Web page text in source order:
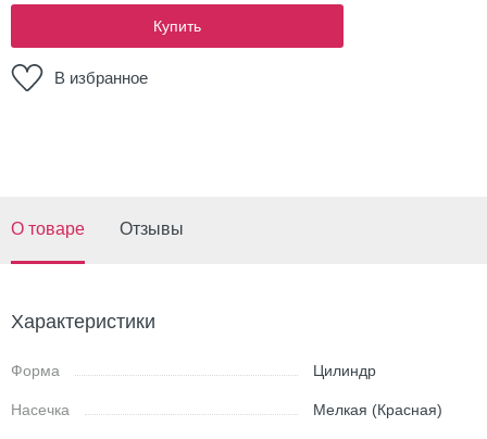
Купить
В избранное
О товаре Отзывы
Характеристики
Форма Цилиндр
Насечка Мелкая (Красная)